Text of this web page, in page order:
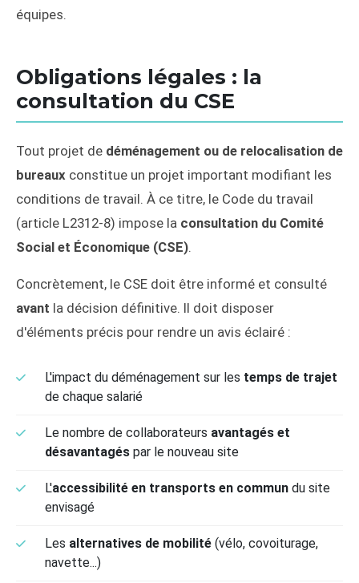
équipes.
Obligations légales : la
consultation du CSE
Tout projet de déménagement ou de relocalisation de
bureaux constitue un projet important modifiant les
conditions de travail. À ce titre, le Code du travail
(article L2312-8) impose la consultation du Comité
Social et Économique (CSE).
Concrètement, le CSE doit être informé et consulté
avant la décision définitive. Il doit disposer
d'éléments précis pour rendre un avis éclairé :
L'impact du déménagement sur les temps de trajet
de chaque salarié
Le nombre de collaborateurs avantagés et
désavantagés par le nouveau site
L'accessibilité en transports en commun du site
envisagé
Les alternatives de mobilité (vélo, covoiturage,
navette...)